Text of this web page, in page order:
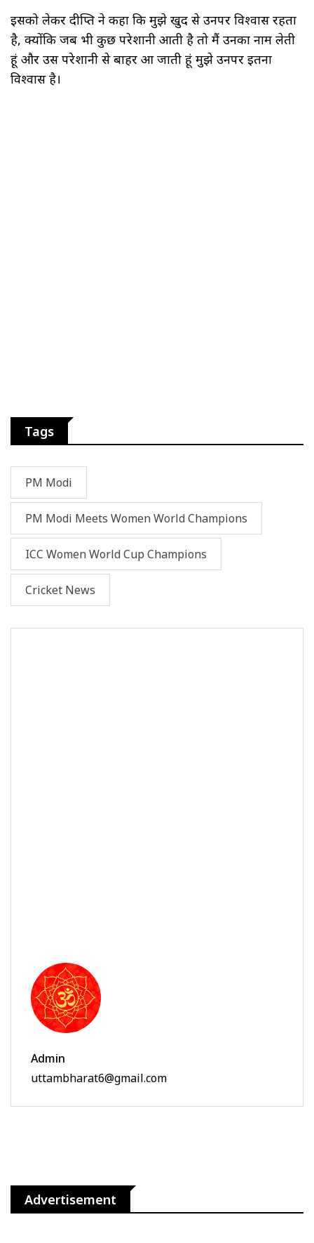
इसको लेकर दीप्ति ने कहा कि मुझे खुद से उनपर विश्वास रहता
है, क्योंकि जब भी कुछ परेशानी आती है तो मैं उनका नाम लेती
हूं और उस परेशानी से बाहर आ जाती हूं मुझे उनपर इतना
विश्वास है।
Tags
PM Modi
PM Modi Meets Women World Champions
ICC Women World Cup Champions
Cricket News
Admin
uttambharat6@gmail.com
Advertisement